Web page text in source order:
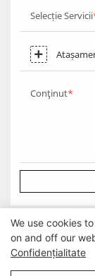
Selecție Servicii
Conţinut
Drepturi de autor
We use cookies
on and off our
Confidențialitate